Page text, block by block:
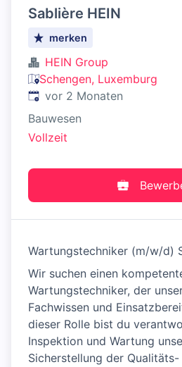
Sablière HEIN
merken
HEIN Group
Schengen, Luxemburg
Veröffentlicht:
vor 2 Monaten
Bauwesen
Vollzeit
Wartungstechniker (m/w/d)
Wir suchen einen
Wartungstechniker, der
Fachwissen und
dieser Rolle bist du
Inspektion und Wartung
Sicherstellung der Qualitäts-